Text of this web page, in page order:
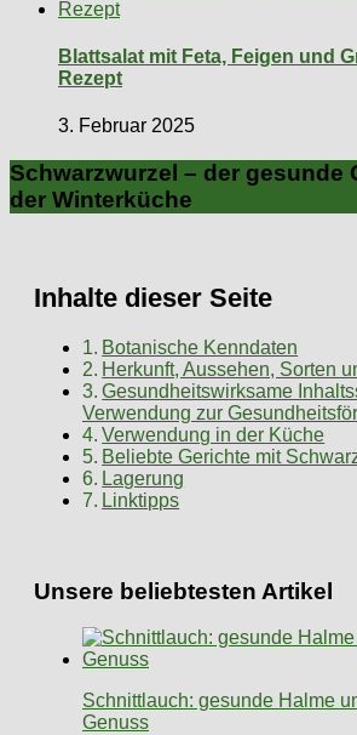
Blattsalat mit Feta, Feigen und
Rezept
3. Februar 2025
Schwarzwurzel – der gesunde
der Winterküche
Inhalte dieser Seite
Botanische Kenndaten
Herkunft, Aussehen, Sorten
Gesundheitswirksame
Verwendung zur
Verwendung in der Küche
Beliebte Gerichte mit
Lagerung
Linktipps
Unsere beliebtesten Artikel
Schnittlauch: gesunde Halme
Genuss